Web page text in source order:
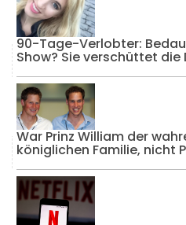
90-Tage-Verlobter:
Show? Sie verschüttet
War Prinz William der
königlichen Familie, nicht